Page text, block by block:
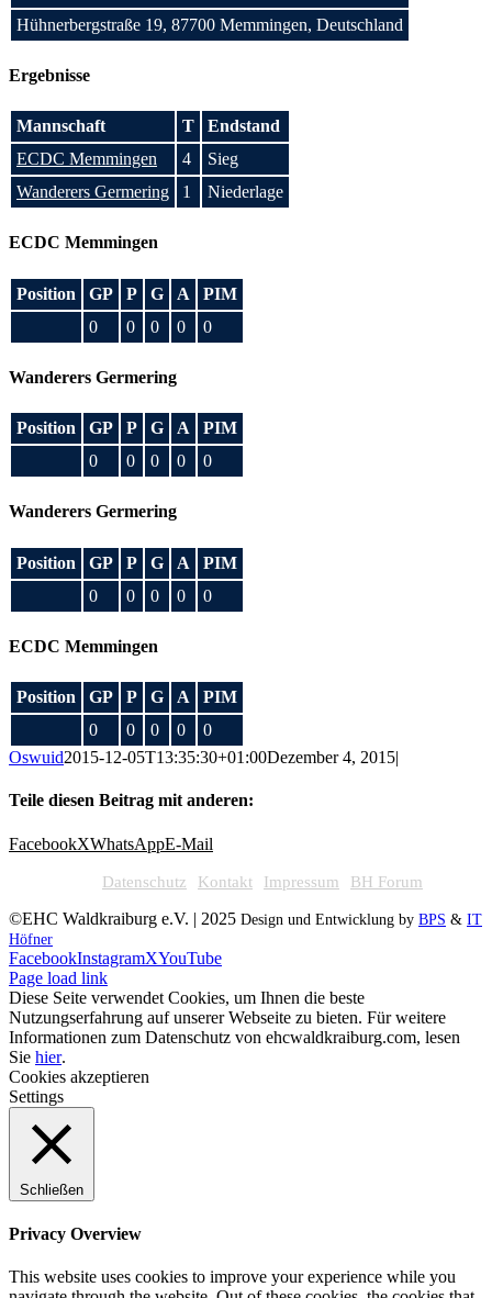
Hühnerbergstraße 19, 87700 Memmingen, Deutschland
Ergebnisse
Mannschaft T
Endstand
ECDC Memmingen
4
Sieg
Wanderers Germering
1 Niederlage
ECDC Memmingen
Position GP P G A
PIM
0
0 0 0 0
Wanderers Germering
Position GP P G A
PIM
0
0 0 0 0
Wanderers Germering
Position GP P G A
PIM
0
0 0 0 0
ECDC Memmingen
Position GP P G A
PIM
0
0 0 0
0
Oswuid2015-12-05T13:35:30+01:00Dezember 4, 2015|
Teile diesen Beitrag mit anderen:
FacebookXWhatsAppE-Mail
Datenschutz Kontakt Impressum BH Forum
©EHC Waldkraiburg e.V. | 2025 Design und Entwicklung by BPS & IT
Höfner
FacebookInstagramXYouTube
Page load link
Diese Seite verwendet Cookies, um Ihnen die beste
Nutzungserfahrung auf unserer Webseite zu bieten. Für weitere
Informationen zum Datenschutz von ehcwaldkraiburg.com, lesen
Sie hier.
Cookies akzeptieren
Settings
Schließen
Privacy Overview
This website uses cookies to improve your experience while you